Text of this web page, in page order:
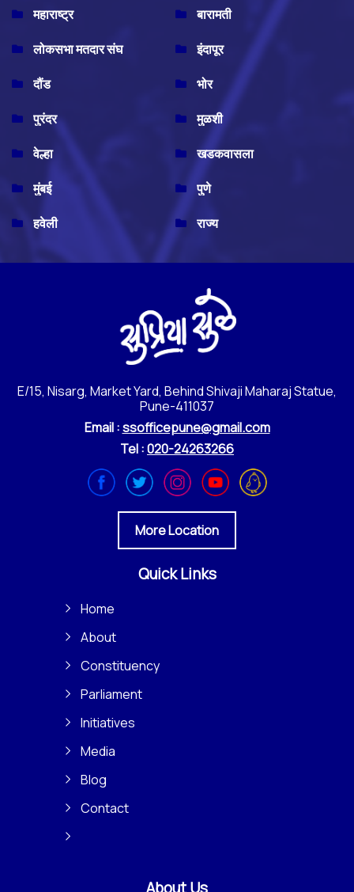
महाराष्ट्र
बारामती
लोकसभा मतदार संघ
इंदापूर
दौंड
भोर
पुरंदर
मुळशी
वेल्हा
खडकवासला
मुंबई
पुणे
हवेली
राज्य
E/15, Nisarg, Market Yard, Behind Shivaji Maharaj Statue,
Pune-411037
Email :ssofficepune@gmail.com
Tel :020-24263266
More Location
Quick Links
Home
About
Constituency
Parliament
Initiatives
Media
Blog
Contact